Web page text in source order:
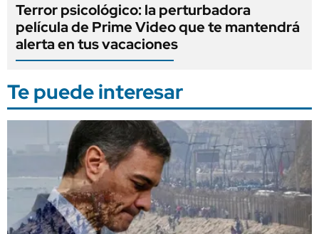
Terror psicológico: la perturbadora
película de Prime Video que te mantendrá
alerta en tus vacaciones
Te puede interesar